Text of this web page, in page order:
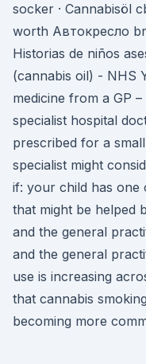
socker · Cannabisöl
worth Автокресло
Historias de niños
(cannabis oil) - NHS
medicine from a GP
specialist hospital
prescribed for a
specialist might
if: your child has
that might be helped
and the general
and the general
use is increasing
that cannabis
becoming more